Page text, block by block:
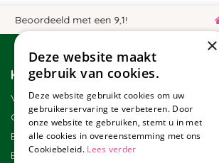
met een 9,1!
Klantenservice
Veelgestelde vragen
Contact
Bestellen
Bezorgen en afhalen
×
Deze website maakt
gebruik van cookies.
Deze website gebruikt cookies om uw
gebruikerservaring te verbeteren. Door
onze website te gebruiken, stemt u in met
alle cookies in overeenstemming met ons
Cookiebeleid. Lees verder